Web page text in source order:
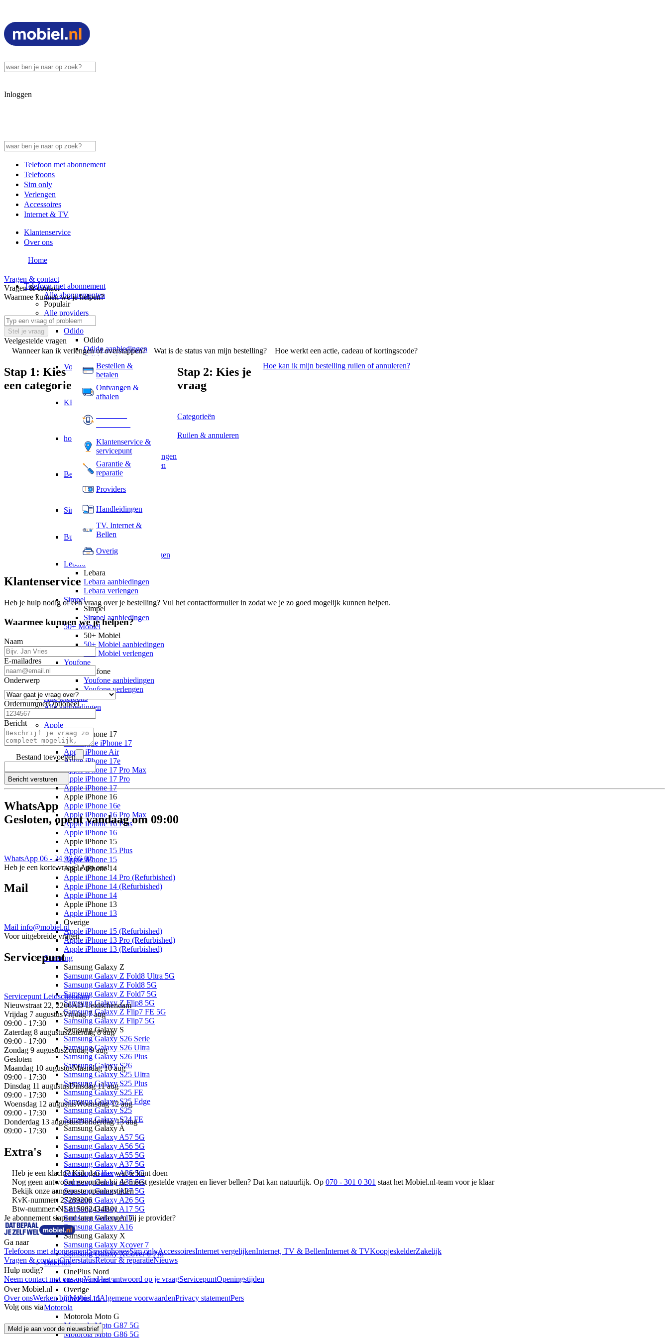
Inloggen
Telefoon met abonnement
Telefoons
Sim only
Verlengen
Accessoires
Internet & TV
Klantenservice
Over ons
Telefoon met abonnement
Alle abonnementen
Populair
Alle providers
Providers
Odido
Odido
Odido aanbiedingen
Odido verlengen
Vodafone
Vodafone
Vodafone aanbiedingen
Vodafone verlengen
KPN
KPN aanbiedingen
KPN verlengen
hollandsnieuwe
hollandsnieuwe
hollandsnieuwe aanbiedingen
hollandsnieuwe verlengen
Ben
Ben aanbiedingen
Simyo
Simyo aanbiedingen
Budget Thuis
Budget Thuis
Budget Thuis aanbiedingen
Lebara
Lebara
Lebara aanbiedingen
Lebara verlengen
Simpel
Simpel
Simpel aanbiedingen
50+ Mobiel
50+ Mobiel
50+ Mobiel aanbiedingen
50+ Mobiel verlengen
Youfone
Youfone
Youfone aanbiedingen
Youfone verlengen
Alle telefoons
Alle aanbiedingen
Apple
Apple iPhone 17
Alle Apple iPhone 17
Apple iPhone Air
Apple iPhone 17e
Apple iPhone 17 Pro Max
Apple iPhone 17 Pro
Apple iPhone 17
Apple iPhone 16
Apple iPhone 16e
Apple iPhone 16 Pro Max
Apple iPhone 16 Plus
Apple iPhone 16
Apple iPhone 15
Apple iPhone 15 Plus
Apple iPhone 15
Apple iPhone 14
Apple iPhone 14 Pro (Refurbished)
Apple iPhone 14 (Refurbished)
Apple iPhone 14
Apple iPhone 13
Apple iPhone 13
Overige
Apple iPhone 15 (Refurbished)
Apple iPhone 13 Pro (Refurbished)
Apple iPhone 13 (Refurbished)
Samsung
Samsung Galaxy Z
Samsung Galaxy Z Fold8 Ultra 5G
Samsung Galaxy Z Fold8 5G
Samsung Galaxy Z Fold7 5G
Samsung Galaxy Z Flip8 5G
Samsung Galaxy Z Flip7 FE 5G
Samsung Galaxy Z Flip7 5G
Samsung Galaxy S
Samsung Galaxy S26 Serie
Samsung Galaxy S26 Ultra
Samsung Galaxy S26 Plus
Samsung Galaxy S26
Samsung Galaxy S25 Ultra
Samsung Galaxy S25 Plus
Samsung Galaxy S25 FE
Samsung Galaxy S25 Edge
Samsung Galaxy S25
Samsung Galaxy S24 FE
Samsung Galaxy A
Samsung Galaxy A57 5G
Samsung Galaxy A56 5G
Samsung Galaxy A55 5G
Samsung Galaxy A37 5G
Samsung Galaxy A36 5G
Samsung Galaxy A35 5G
Samsung Galaxy A27 5G
Samsung Galaxy A26 5G
Samsung Galaxy A17 5G
Samsung Galaxy A17
Samsung Galaxy A16
Samsung Galaxy X
Samsung Galaxy Xcover 7
Samsung Galaxy XCover 6 Pro
OnePlus
OnePlus Nord
OnePlus Nord 5
Overige
OnePlus 15
Motorola
Motorola Moto G
Motorola Moto G87 5G
Motorola Moto G86 5G
Home
Vragen & contact
Vragen & contact
Waarmee kunnen we je helpen?
Stel je vraag
Veelgestelde vragen
Wanneer kan ik verlengen of overstappen?
Wat is de status van mijn bestelling? Hoe werkt een actie, cadeau of kortingscode?
Stap 1: Kies
een categorie
Bestellen &
betalen
Ontvangen &
afhalen
Klantenservice &
servicepunt
Garantie &
reparatie
Providers
Handleidingen
TV, Internet &
Bellen
Overig
Stap 2: Kies je
vraag
Categorieën
Ruilen & annuleren
Hoe kan ik mijn bestelling ruilen of annuleren?
Klantenservice
Heb je hulp nodig of een vraag over je bestelling? Vul het contactformulier in zodat we je zo goed mogelijk kunnen helpen.
Waarmee kunnen we je helpen?
Naam
E-mailadres
Onderwerp
OrdernummerOptioneel
Bericht
Bestand toevoegen
Bericht versturen
WhatsApp
Gesloten, opent vandaag om 09:00
WhatsApp 06 - 24 96 66 02
Heb je een korte vraag? App ons!
Mail
Mail info@mobiel.nl
Voor uitgebreide vragen
Servicepunt
Servicepunt Leidschendam
Nieuwstraat 22, 2266AD Leidschendam
Vrijdag 7 augustusVrijdag 7 aug
09:00 - 17:30
Zaterdag 8 augustusZaterdag 8 aug
09:00 - 17:00
Zondag 9 augustusZondag 9 aug
Gesloten
Maandag 10 augustusMaandag 10 aug
09:00 - 17:30
Dinsdag 11 augustusDinsdag 11 aug
09:00 - 17:30
Woensdag 12 augustusWoensdag 12 aug
09:00 - 17:30
Donderdag 13 augustusDonderdag 13 aug
09:00 - 17:30
Extra's
Heb je een klacht? Kijk dan hier wat je kunt doen
Nog geen antwoord gevonden bij de meest gestelde vragen en liever bellen? Dat kan natuurlijk. Op 070 - 301 0 301 staat het Mobiel.nl-team voor je klaar
Bekijk onze aangepaste openingstijden
KvK-nummer: 27289206
Btw-nummer: NL815982434B01
Je abonnement slapend laten verlengen bij je provider?
Ga naar
Telefoons met abonnementSmartphonesSim onlyAccessoiresInternet vergelijkenInternet, TV & BellenInternet & TVKoopjeskelderZakelijk
Vragen & contactOrderstatusRetour & reparatieNieuws
Hulp nodig?
Neem contact met ons opVind het antwoord op je vraagServicepuntOpeningstijden
Over Mobiel.nl
Over onsWerken bij Mobiel.nlAlgemene voorwaardenPrivacy statementPers
Volg ons via
Meld je aan voor de nieuwsbrief